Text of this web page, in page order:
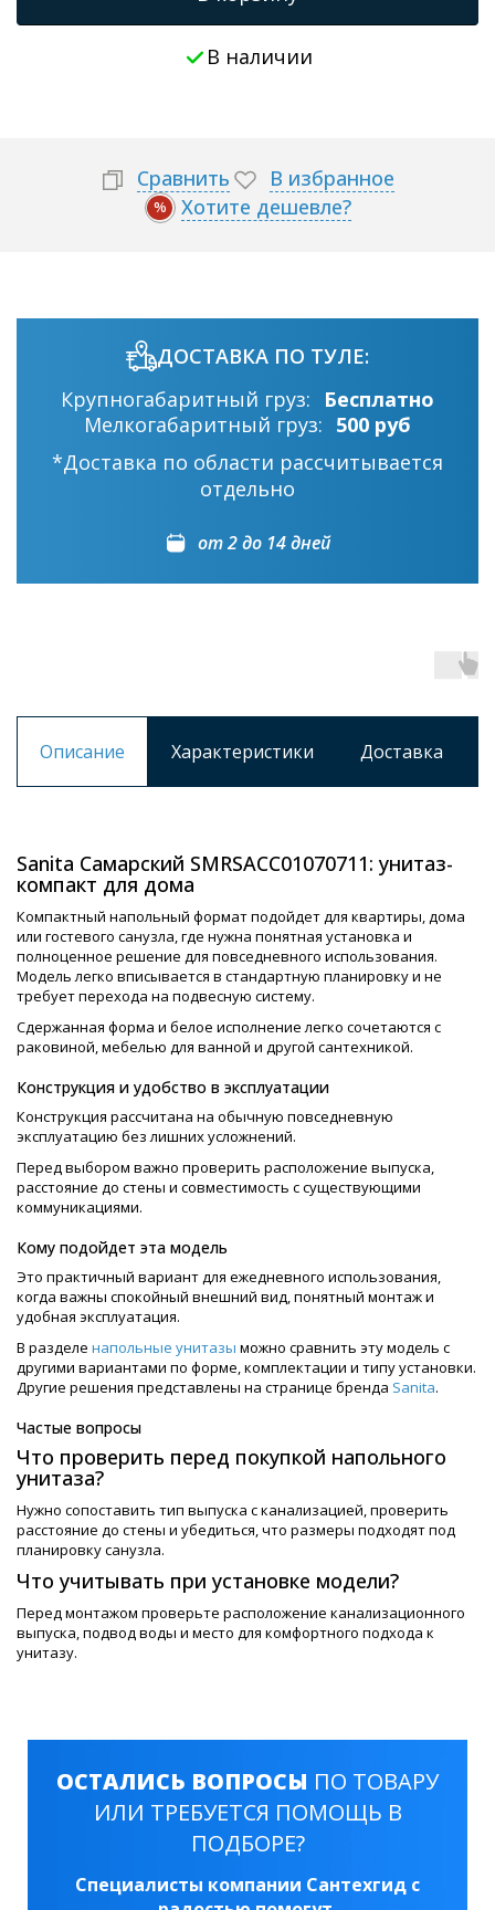
В наличии
Сравнить В избранное
% Хотите дешевле?
ДОСТАВКА ПО ТУЛЕ:
Крупногабаритный груз:
Бесплатно
Мелкогабаритный груз: 500 руб
*Доставка по области рассчитывается
отдельно
от 2 до 14 дней
Описание Характеристики Доставка
Sanita Самарский SMRSACC01070711: унитаз-
компакт для дома
Компактный напольный формат подойдет для квартиры, дома
или гостевого санузла, где нужна понятная установка и
полноценное решение для повседневного использования.
Модель легко вписывается в стандартную планировку и не
требует перехода на подвесную систему.
Сдержанная форма и белое исполнение легко сочетаются с
раковиной, мебелью для ванной и другой сантехникой.
Конструкция и удобство в эксплуатации
Конструкция рассчитана на обычную повседневную
эксплуатацию без лишних усложнений.
Перед выбором важно проверить расположение выпуска,
расстояние до стены и совместимость с существующими
коммуникациями.
Кому подойдет эта модель
Это практичный вариант для ежедневного использования,
когда важны спокойный внешний вид, понятный монтаж и
удобная эксплуатация.
В разделе напольные унитазы можно сравнить эту модель с
другими вариантами по форме, комплектации и типу установки.
Другие решения представлены на странице бренда Sanita.
Частые вопросы
Что проверить перед покупкой напольного
унитаза?
Нужно сопоставить тип выпуска с канализацией, проверить
расстояние до стены и убедиться, что размеры подходят под
планировку санузла.
Что учитывать при установке модели?
Перед монтажом проверьте расположение канализационного
выпуска, подвод воды и место для комфортного подхода к
унитазу.
ОСТАЛИСЬ ВОПРОСЫ ПО ТОВАРУ
ИЛИ ТРЕБУЕТСЯ ПОМОЩЬ В
ПОДБОРЕ?
Специалисты компании Сантехгид с